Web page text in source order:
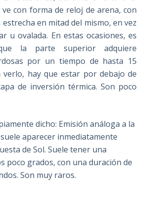
ve con forma de reloj de arena, con
en mitad del mismo, en vez
u ovalada. En estas ocasiones, es
la parte superior adquiere
por un tiempo de hasta 15
verlo, hay que estar por debajo de
de inversión térmica. Son poco
dicho: Emisión análoga a la
aparecer inmediatamente
de Sol. Suele tener una
poco grados, con una duración de
Son muy raros.